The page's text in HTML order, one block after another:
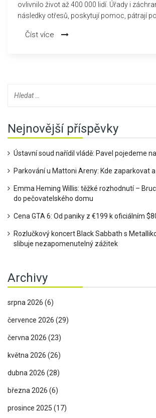
ovlivnilo život až 400 000 lidí. Úřady i
následky otřesů, poskytují pomoc, pátrají
seizmické oblasti.
Číst více
Nejnovější příspěvky
Ústavní soud nařídil vládě: Pavel pojedeme
Parkování u Mattoni Areny: Kde zaparkovat
Emma Heming Willis: těžké rozhodnutí –
do pečovatelského domu
Cena GTA 6: Od paniky z €199 k oficiálním
Rozlučkový koncert Black Sabbath s
slibuje nezapomenutelný zážitek
Archivy
srpna 2026 (6)
července 2026 (29)
června 2026 (23)
května 2026 (26)
dubna 2026 (28)
března 2026 (6)
prosince 2025 (17)